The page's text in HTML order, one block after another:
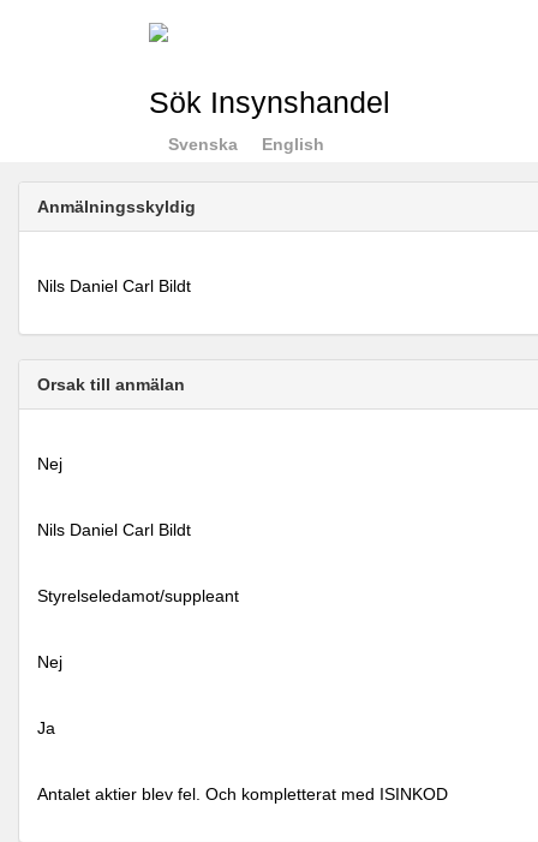
Sök Insynshandel
Svenska English
Anmälningsskyldig
Nils Daniel Carl Bildt
Orsak till anmälan
Nej
Nils Daniel Carl Bildt
Styrelseledamot/suppleant
Nej
Ja
Antalet aktier blev fel. Och kompletterat med ISINKOD